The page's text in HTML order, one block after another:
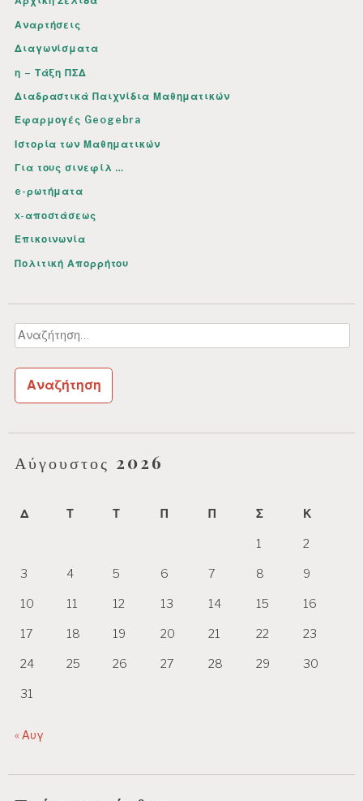
ρ
θ
ρ
ω
ν
Αναρτήσεις
Διαγωνίσματα
η – Τάξη ΠΣΔ
Διαδραστικά Παιχνίδια Μαθηματικών
Εφαρμογές Geogebra
Ιστορία των Μαθηματικών
Για τους σινεφίλ …
e-ρωτήματα
x-αποστάσεως
Επικοινωνία
Πολιτική Απορρήτου
Αναζήτηση
για:
Αύγουστος 2026
Δ Τ Τ Π Π Σ Κ
1 2
3 4 5 6 7 8 9
10 11 12 13 14 15 16
17 18 19 20 21 22 23
24 25 26 27 28 29 30
31
« Αυγ